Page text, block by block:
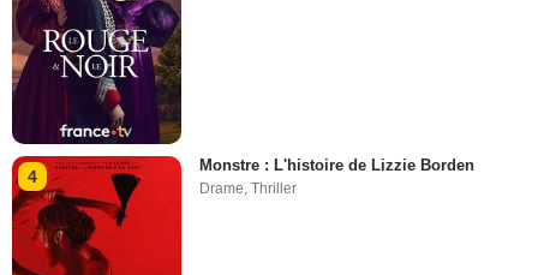
4
Monstre : L'histoire de Lizzie Borden
Drame,Thriller